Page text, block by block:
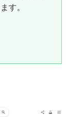
す。